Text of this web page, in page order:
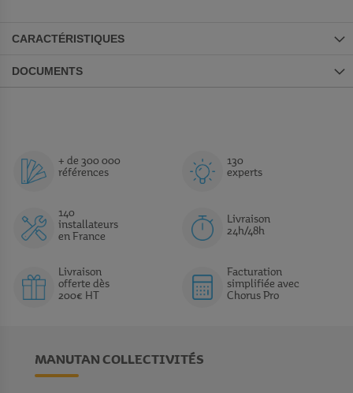
CARACTÉRISTIQUES
DOCUMENTS
+ de 300 000
références
130
experts
140
installateurs
en France
Livraison
24h/48h
Livraison
offerte dès
200€ HT
Facturation
simplifiée avec
Chorus Pro
MANUTAN COLLECTIVITÉS